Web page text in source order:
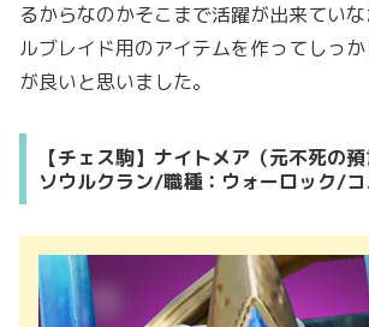
るからなのかそこまで活躍が出来てい
ルブレイド用のアイテムを作ってしっ
が良いと思いました。
【チェス駒】ナイトメア（元不死の
ソウルクラン/職種：ウォーロック/コ